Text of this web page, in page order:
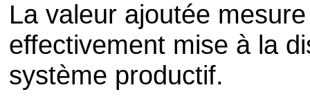
La valeur ajoutée
effectivement mise à la
système productif.